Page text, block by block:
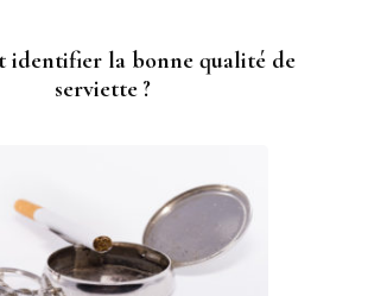
identifier la bonne qualité de
serviette ?